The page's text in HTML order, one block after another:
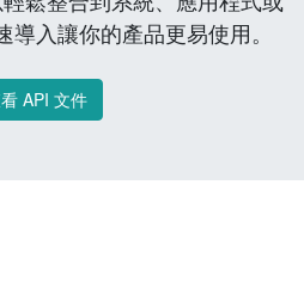
入讓你的產品更易使用。
API 文件